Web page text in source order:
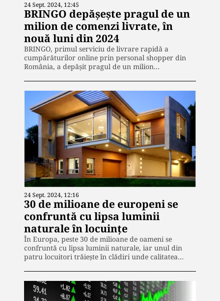
24 Sept. 2024, 12:45
BRINGO depășește pragul de un
milion de comenzi livrate, în
nouă luni din 2024
BRINGO, primul serviciu de livrare rapidă a
cumpărăturilor online prin personal shopper din
România, a depășit pragul de un milion…
24 Sept. 2024, 12:16
30 de milioane de europeni se
confruntă cu lipsa luminii
naturale în locuințe
În Europa, peste 30 de milioane de oameni se
confruntă cu lipsa luminii naturale, iar unul din
patru locuitori trăiește în clădiri unde calitatea…